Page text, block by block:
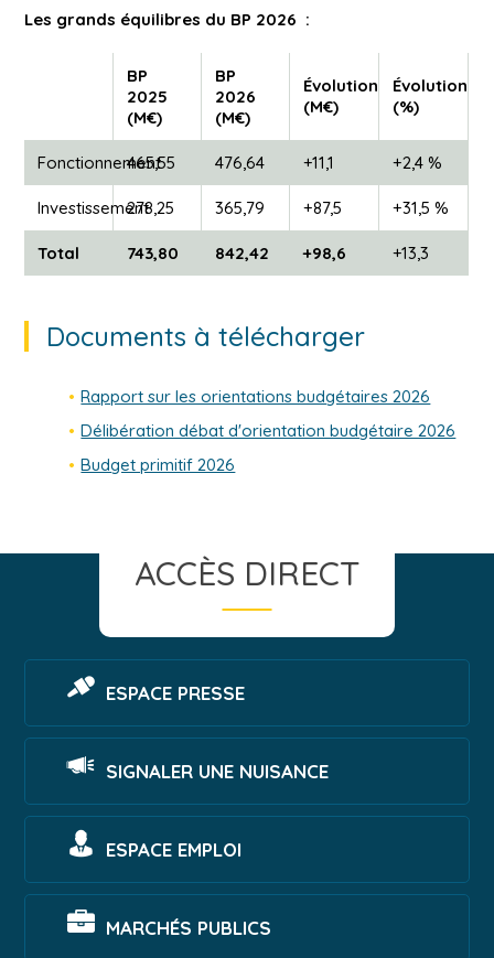
Les grands équilibres du BP 2026 :
BP
2025
(M€)
BP
2026
(M€)
Évolution
(M€)
Évolution
(%)
Fonctionnement
465,55 476,64 +11,1 +2,4 %
Investissement278,25 365,79 +87,5 +31,5 %
Total 743,80 842,42 +98,6 +13,3
Documents à télécharger
Rapport sur les orientations budgétaires 2026
Délibération débat d'orientation budgétaire 2026
Budget primitif 2026
ACCÈS DIRECT
ESPACE PRESSE
SIGNALER UNE NUISANCE
ESPACE EMPLOI
MARCHÉS PUBLICS